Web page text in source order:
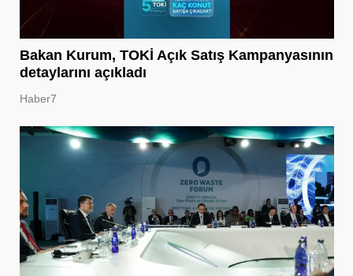
Bakan Kurum, TOKİ Açık Satış Kampanyasının
detaylarını açıkladı
Haber7